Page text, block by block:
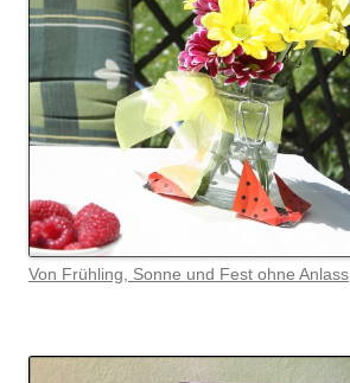
Von Frühling, Sonne und Fest ohne Anlass